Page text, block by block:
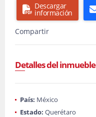
Descargar
información
Compartir
Detalles del inmueble
País: México
Estado: Querétaro